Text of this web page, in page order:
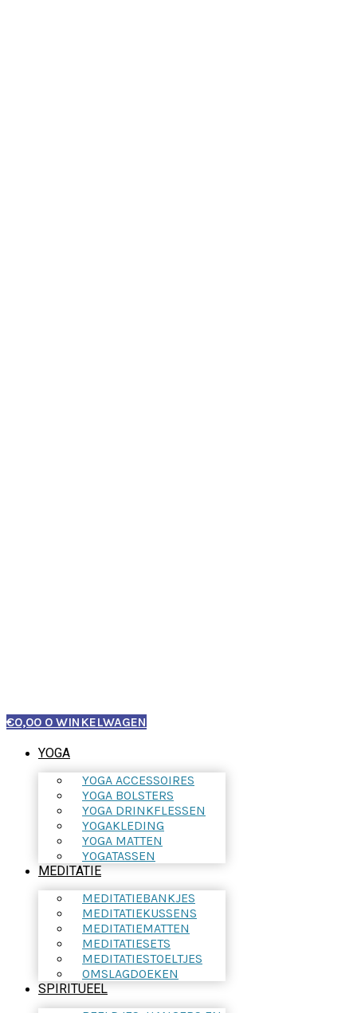
€0,00 0 WINKELWAGEN
YOGA
YOGA ACCESSOIRES
YOGA BOLSTERS
YOGA DRINKFLESSEN
YOGAKLEDING
YOGA MATTEN
YOGATASSEN
MEDITATIE
MEDITATIEBANKJES
MEDITATIEKUSSENS
MEDITATIEMATTEN
MEDITATIESETS
MEDITATIESTOELTJES
OMSLAGDOEKEN
SPIRITUEEL